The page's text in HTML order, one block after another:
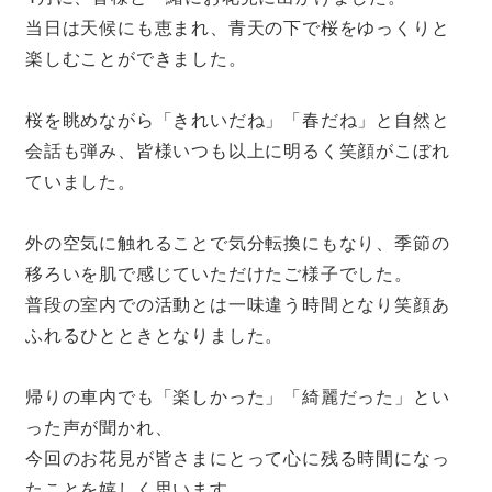
当日は天候にも恵まれ、青天の下で桜をゆっくりと
楽しむことができました。
桜を眺めながら「きれいだね」「春だね」と自然と
会話も弾み、皆様いつも以上に明るく笑顔がこぼれ
ていました。
外の空気に触れることで気分転換にもなり、季節の
移ろいを肌で感じていただけたご様子でした。
普段の室内での活動とは一味違う時間となり笑顔あ
ふれるひとときとなりました。
帰りの車内でも「楽しかった」「綺麗だった」とい
った声が聞かれ、
今回のお花見が皆さまにとって心に残る時間になっ